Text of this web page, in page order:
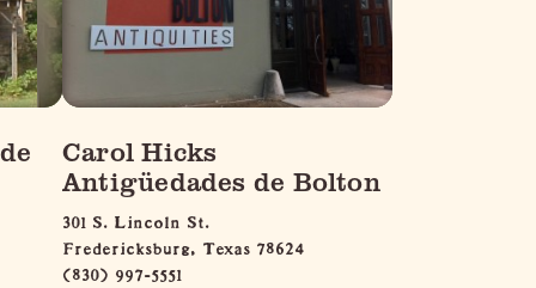
Carol Hicks
Antigüedades de Bolton
301 S. Lincoln St.
Fredericksburg, Texas 78624
(830) 997-5551